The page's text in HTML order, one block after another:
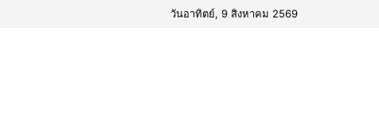
วันอาทิตย์, 9 สิงหาคม 2569